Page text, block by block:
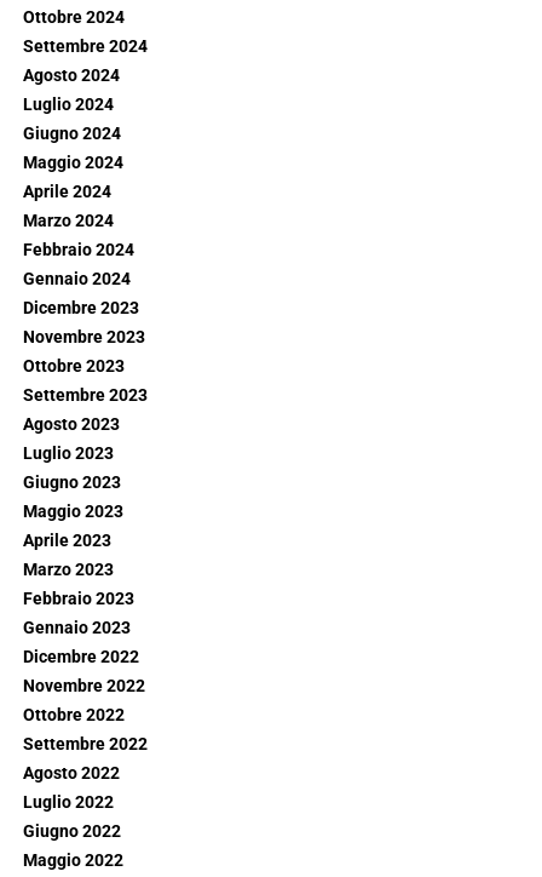
Ottobre 2024
Settembre 2024
Agosto 2024
Luglio 2024
Giugno 2024
Maggio 2024
Aprile 2024
Marzo 2024
Febbraio 2024
Gennaio 2024
Dicembre 2023
Novembre 2023
Ottobre 2023
Settembre 2023
Agosto 2023
Luglio 2023
Giugno 2023
Maggio 2023
Aprile 2023
Marzo 2023
Febbraio 2023
Gennaio 2023
Dicembre 2022
Novembre 2022
Ottobre 2022
Settembre 2022
Agosto 2022
Luglio 2022
Giugno 2022
Maggio 2022